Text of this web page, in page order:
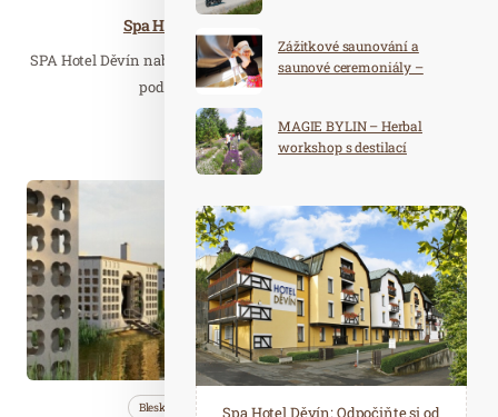
Spa Hotel DĚVÍN, Mariánské Lázně
SPA Hotel Děvín nabízí široký výběr služeb včetně lázeňské léčby
pod jednou střechou. Jedinečný…
Číst celý článek
Bleskovky Cestujeme Lázně
2024
Zážitkové saunování a
saunové ceremoniály –
MAGIE BYLIN – Herbal
workshop s destilací
Spa Hotel Děvín: Odpočiňte si od
Saunový ráj Holice: Odpočinek a